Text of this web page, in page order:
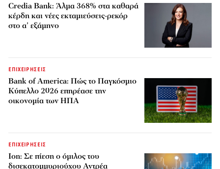
Credia Bank: Άλμα 368% στα καθαρά
κέρδη και νέες εκταμιεύσεις-ρεκόρ
στο α’ εξάμηνο
ΕΠΙΧΕΙΡΗΣΕΙΣ
Bank of America: Πώς το Παγκόσμιο
Κύπελλο 2026 επηρέασε την
οικονομία των ΗΠΑ
ΕΠΙΧΕΙΡΗΣΕΙΣ
Ion: Σε πίεση ο όμιλος του
δισεκατομμυριούχου Αντρέα